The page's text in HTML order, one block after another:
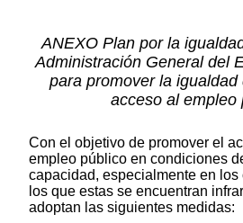
ANEXO Plan por la
Administración General del
para promover la igualdad
acceso al empleo
Con el objetivo de promover el
empleo público en condiciones
capacidad, especialmente en
los que estas se encuentran
adoptan las siguientes medidas: